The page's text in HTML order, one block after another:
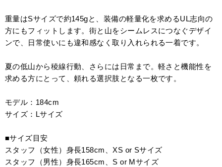
重量はSサイズで約145gと、装備の軽量化を求めるUL志向の
方にもフィットします。街と山をシームレスにつなぐデザイ
ンで、日常使いにも違和感なく取り入れられる一着です。
夏の低山から稜線行動、さらには日常まで。軽さと機能性を
求める方にとって、頼れる選択肢となる一枚です。
モデル：184cm
サイズ：Lサイズ
■サイズ目安
スタッフ（女性）身長158cm、XS or Sサイズ
スタッフ（男性）身長165cm、S or Mサイズ